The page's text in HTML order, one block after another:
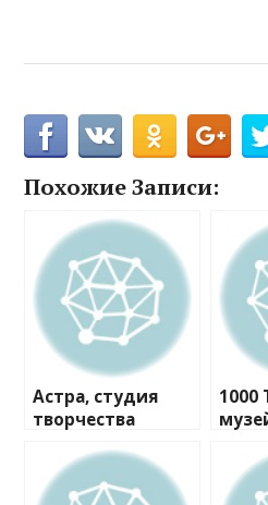
Похожие Записи:
Астра, студия
творчества
1000